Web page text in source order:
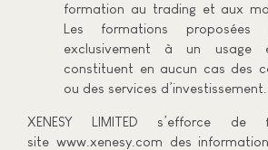
formation au trading et aux
Les formations proposées
exclusivement à un usage
constituent en aucun cas des
ou des services d’investissement.
XENESY LIMITED s’efforce
site www.xenesy.com des